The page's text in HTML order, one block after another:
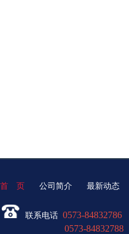
首 页 公司简介 最新动态
联系电话 0573-84832786
0573-